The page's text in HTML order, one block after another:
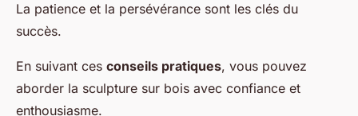
La patience et la persévérance sont les clés du
succès.
En suivant ces conseils pratiques, vous pouvez
aborder la sculpture sur bois avec confiance et
enthousiasme.